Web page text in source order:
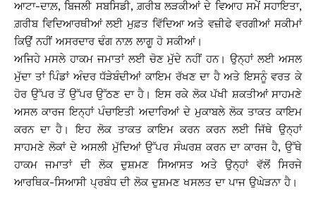
ਆਟਾ-ਦਾਲ਼, ਬਿਜਲੀ ਸਬਸਿਡੀ, ਗ਼ਰੀਬ ਲੜਕੀਆਂ ਦੇ ਵਿਆਹ ਸਮੇਂ ਸਹਾਇਤਾ,
ਗ਼ਰੀਬ ਵਿਦਿਆਰਥੀਆਂ ਲਈ ਮੁਫ਼ਤ ਵਿੱਦਿਆ ਅਤੇ ਵਜ਼ੀਫੇ ਵਰਗੀਆਂ ਸਕੀਮਾਂ
ਕਿਉਂ ਨਹੀਂ ਅਸਰਦਾਰ ਢੰਗ ਨਾਲ਼ ਲਾਗੂ ਹੋ ਸਕੀਆਂ।
ਅਜਿਹੇ ਮਸਲੇ ਹਾਕਮ ਜਮਾਤਾਂ ਲਈ ਚੋਣ ਮੁੱਦੇ ਨਹੀਂ ਹਨ। ਉਨ੍ਹਾਂ ਲਈ ਅਸਲ
ਮੁੱਦਾ ਤਾਂ ਪਿੰਡਾਂ ਅੰਦਰ ਧੱੜੇਬੰਦੀਆਂ ਕਾਇਮ ਰੱਖਣ ਦਾ ਹੈ ਅਤੇ ਇਸਨੂੰ ਵਰਤ ਕੇ
ਹੋਰ ਉੱਪਰ ਤੋਂ ਉੱਪਰ ਉੱਠਣ ਦਾ ਹੈ। ਇਸ ਰਕੇ ਲੋਕ ਪੱਖੀ ਸ਼ਕਤੀਆਂ ਸਾਹਮਣੇ
ਅਸਲ ਕਾਰਜ ਇਨ੍ਹਾਂ ਪੰਚਾਇਤੀ ਅਦਾਰਿਆਂ ਦੇ ਮੁਕਾਬਲੇ ਲੋਕ ਤਾਕਤ ਕਾਇਮ
ਕਰਨ ਦਾ ਹੈ। ਇਹ ਲੋਕ ਤਾਕਤ ਕਾਇਮ ਕਰਨ ਕਰਨ ਲਈ ਜਿੱਥੇ ਉਨ੍ਹਾਂ
ਸਾਹਮਣੇ ਲੋਕਾਂ ਦੇ ਅਸਲੀ ਮੁੱਦਿਆਂ ਉੱਪਰ ਸੰਘਰਸ਼ ਕਰਨ ਦਾ ਕਾਰਜ ਹੈ, ਉੱਥੇ
ਹਾਕਮ ਜਮਾਤਾਂ ਦੀ ਲੋਕ ਦੁਸ਼ਮਣ ਸਿਆਸਤ ਅਤੇ ਉਨ੍ਹਾਂ ਵੱਲੋਂ ਸਿਰਜੇ
ਆਰਥਿਕ-ਸਿਆਸੀ ਪ੍ਰਬੰਧ ਦੀ ਲੋਕ ਦੁਸ਼ਮਣ ਖਸਲਤ ਦਾ ਪਾਜ ਉਘੇੜਨਾ ਹੈ।